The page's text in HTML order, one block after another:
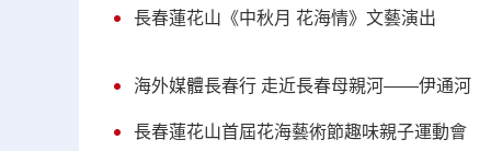
長春蓮花山《中秋月 花海情》文藝演出
海外媒體長春行 走近長春母親河——伊通河
長春蓮花山首屆花海藝術節趣味親子運動會